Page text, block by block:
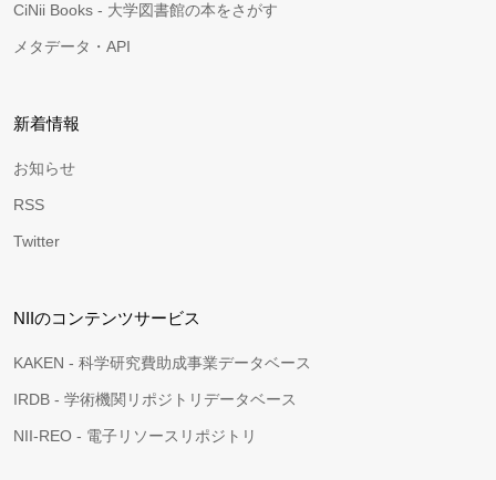
CiNii Books - 大学図書館の本をさがす
メタデータ・API
新着情報
お知らせ
RSS
Twitter
NIIのコンテンツサービス
KAKEN - 科学研究費助成事業データベース
IRDB - 学術機関リポジトリデータベース
NII-REO - 電子リソースリポジトリ